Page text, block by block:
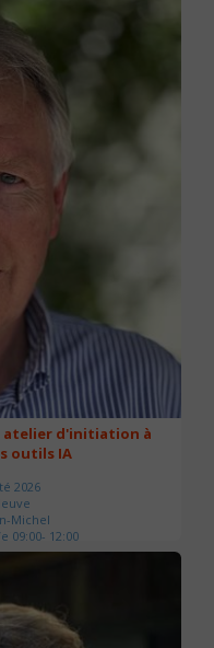
atelier d'initiation à
outils IA
2026
Michel
09:00- 12:00
: 2